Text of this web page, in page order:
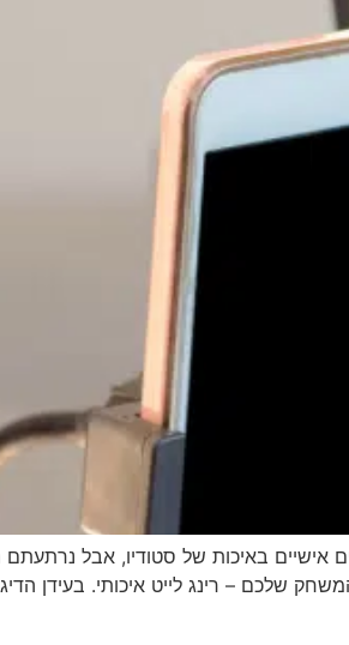
אישיים באיכות של סטודיו, אבל
שלכם – רינג לייט איכותי. בעידן